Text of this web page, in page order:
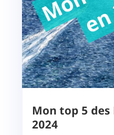
Mon top 5 des
2024